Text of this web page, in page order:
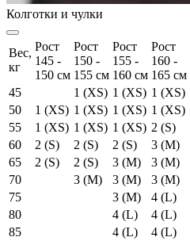
Колготки и чулки
Вес,
кг
Рост
145 -
150 см
Рост
150 -
155 см
Рост
155 -
160 см
Рост
160 -
165 см
45
1 (XS) 1 (XS) 1 (XS)
50
1 (XS) 1 (XS) 1 (XS) 1 (XS)
55
1 (XS) 1 (XS) 1 (XS) 2 (S)
60
2 (S) 2 (S) 2 (S) 3 (M)
65
2 (S) 2 (S) 3 (M) 3 (M)
70
3 (M) 3 (M) 3 (M)
75
3 (M) 4 (L)
80
4 (L) 4 (L)
85
4 (L) 4 (L)